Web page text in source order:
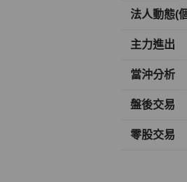
法人動態(
主力進出
當沖分析
盤後交易
零股交易